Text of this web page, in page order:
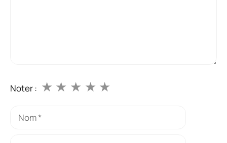
Noter : ★
★
★
★
★
Nom